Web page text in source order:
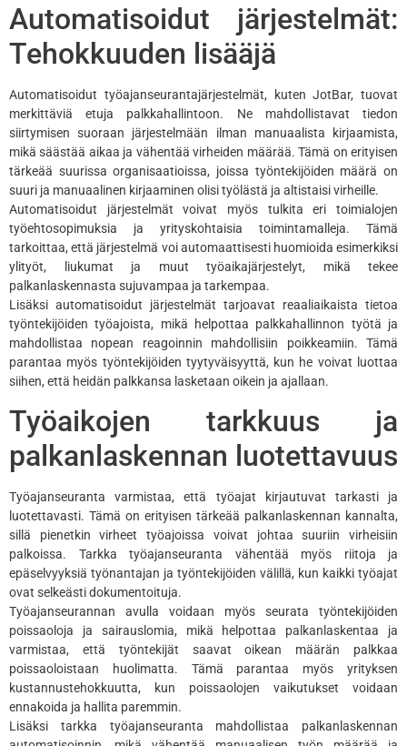
Automatisoidut järjestelmät:
Tehokkuuden lisääjä
Automatisoidut työajanseurantajärjestelmät, kuten JotBar, tuovat
merkittäviä etuja palkkahallintoon. Ne mahdollistavat tiedon
siirtymisen suoraan järjestelmään ilman manuaalista kirjaamista,
mikä säästää aikaa ja vähentää virheiden määrää. Tämä on erityisen
tärkeää suurissa organisaatioissa, joissa työntekijöiden määrä on
suuri ja manuaalinen kirjaaminen olisi työlästä ja altistaisi virheille.
Automatisoidut järjestelmät voivat myös tulkita eri toimialojen
työehtosopimuksia ja yrityskohtaisia toimintamalleja. Tämä
tarkoittaa, että järjestelmä voi automaattisesti huomioida esimerkiksi
ylityöt, liukumat ja muut työaikajärjestelyt, mikä tekee
palkanlaskennasta sujuvampaa ja tarkempaa.
Lisäksi automatisoidut järjestelmät tarjoavat reaaliaikaista tietoa
työntekijöiden työajoista, mikä helpottaa palkkahallinnon työtä ja
mahdollistaa nopean reagoinnin mahdollisiin poikkeamiin. Tämä
parantaa myös työntekijöiden tyytyväisyyttä, kun he voivat luottaa
siihen, että heidän palkkansa lasketaan oikein ja ajallaan.
Työaikojen tarkkuus ja
palkanlaskennan luotettavuus
Työajanseuranta varmistaa, että työajat kirjautuvat tarkasti ja
luotettavasti. Tämä on erityisen tärkeää palkanlaskennan kannalta,
sillä pienetkin virheet työajoissa voivat johtaa suuriin virheisiin
palkoissa. Tarkka työajanseuranta vähentää myös riitoja ja
epäselvyyksiä työnantajan ja työntekijöiden välillä, kun kaikki työajat
ovat selkeästi dokumentoituja.
Työajanseurannan avulla voidaan myös seurata työntekijöiden
poissaoloja ja sairauslomia, mikä helpottaa palkanlaskentaa ja
varmistaa, että työntekijät saavat oikean määrän palkkaa
poissaoloistaan huolimatta. Tämä parantaa myös yrityksen
kustannustehokkuutta, kun poissaolojen vaikutukset voidaan
ennakoida ja hallita paremmin.
Lisäksi tarkka työajanseuranta mahdollistaa palkanlaskennan